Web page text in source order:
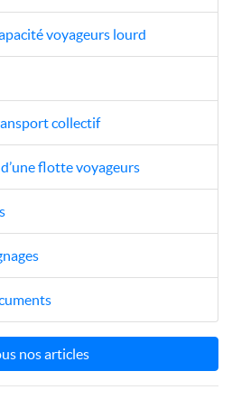
voyageurs lourd
collectif
flotte voyageurs
nos articles